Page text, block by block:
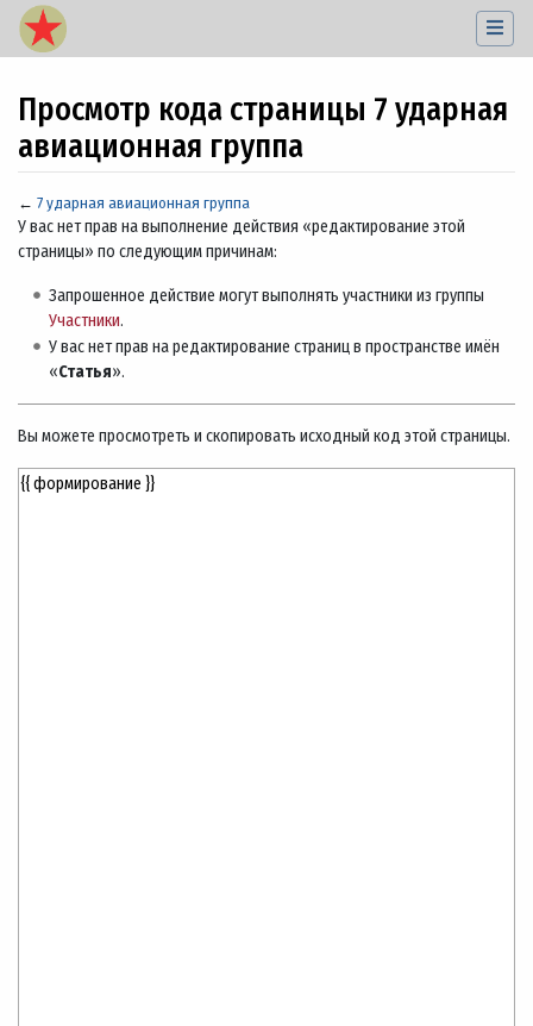
Просмотр кода страницы 7 ударная
авиационная группа
← 7 ударная авиационная группа
Перейти к:навигация,поиск
У вас нет прав на выполнение действия «редактирование этой
страницы» по следующим причинам:
Запрошенное действие могут выполнять участники из группы
Участники.
У вас нет прав на редактирование страниц в пространстве имён
«Статья».
Вы можете просмотреть и скопировать исходный код этой страницы.